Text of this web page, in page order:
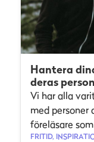
Hantera
deras
Vi har alla
med personer
föreläsare
FRITID,